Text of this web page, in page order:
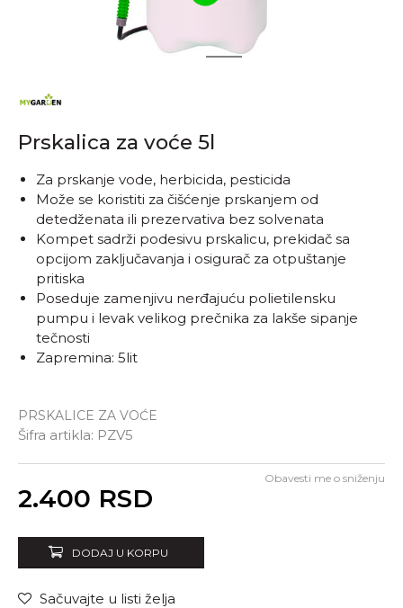
1 2
Prskalica za voće 5l
PRSKALICE ZA VOĆE
Šifra artikla: PZV5
Za prskanje vode, herbicida, pesticida
Može se koristiti za čišćenje prskanjem od
detedženata ili prezervativa bez solvenata
Kompet sadrži podesivu prskalicu, prekidač sa
opcijom zaključavanja i osigurač za otpuštanje
pritiska
Poseduje zamenjivu nerđajuću polietilensku
pumpu i levak velikog prečnika za lakše sipanje
tečnosti
Zapremina: 5lit
2.400 RSD
Obavesti me o sniženju
DODAJ U KORPU
Sačuvajte u listi želja